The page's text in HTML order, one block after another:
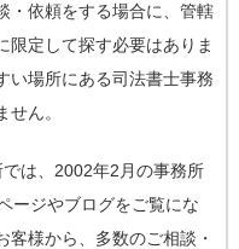
・依頼をする場合に、管轄
限定して探す必要はありま
い場所にある司法書士事務
ん。
は、2002年2月の事務所
ージやブログをご覧にな
客様から、多数のご相談・